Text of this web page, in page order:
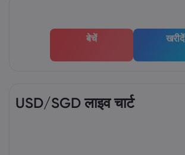
बेचें खरीदें
USD/SGD लाइव चार्ट